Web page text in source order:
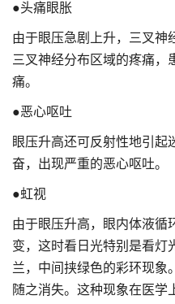
●头痛眼胀
由于眼压急剧上升，三叉神
三叉神经分布区域的疼痛，
痛。
●恶心呕吐
眼压升高还可反射性地引起
奋，出现严重的恶心呕吐。
●虹视
由于眼压升高，眼内体液循
变，这时看日光特别是看灯
兰，中间挟绿色的彩环现象
随之消失。这种现象在医学